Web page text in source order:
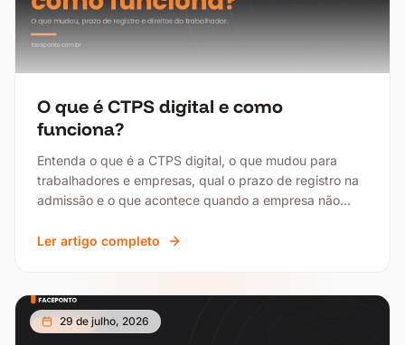
O que é CTPS digital e como
funciona?
Entenda o que é a CTPS digital, o que mudou para
trabalhadores e empresas, qual o prazo de registro na
admissão e o que acontece quando a empresa não
Ler artigo completo
29 de julho, 2026